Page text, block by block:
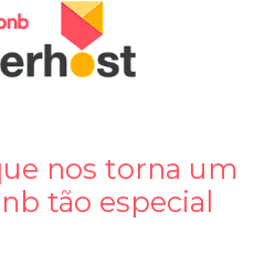
nos torna um
tão especial